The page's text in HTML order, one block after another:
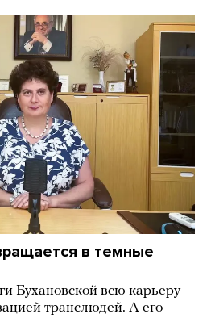
в темные
Бухановской всю карьеру
транслюдей. А его